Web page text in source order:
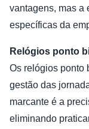
vantagens, mas a
específicas da
Relógios ponto
Os relógios ponto
gestão das
marcante é a
eliminando